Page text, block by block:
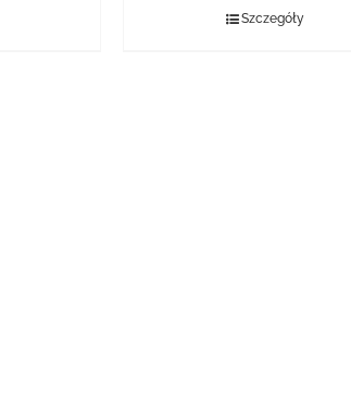
Szczegóły